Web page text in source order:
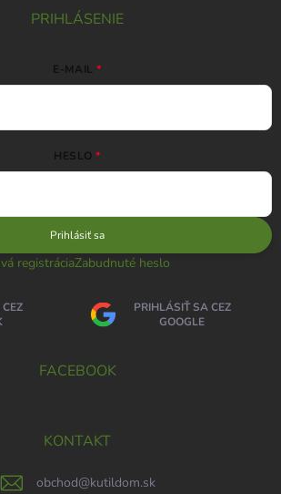
PRIHLÁSENIE
E-MAIL
HESLO
Prihlásiť sa
registráciaZabudnuté heslo
PRIHLÁSIŤ SA CEZ
GOOGLE
FACEBOOK
KONTAKT
obchod@kutildom.sk